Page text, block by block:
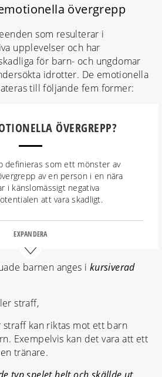
övergrepp
som resulterar i
upplevelser och har
för barn- och ungdomar
idrotter. De emotionella
till följande fem former:
ÖVERGREPP?
definieras som ett mönster av
av en person i en nära
i känslomässigt negativa
att vara skadligt.
verbala och icke verbala beteenden
negativa upplevelser, men
handlingar som innebär
eller brist på uppmärksamhet
används i studier från
EXPANDERA
barnen anges i kursiverad
straff,
kan riktas mot ett barn
Exempelvis kan det vara att ett
tränare.